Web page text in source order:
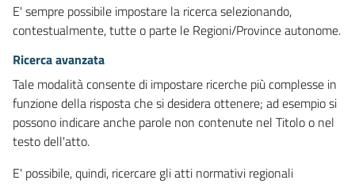
E' sempre possibile impostare la ricerca selezionando,
contestualmente, tutte o parte le Regioni/Province autonome.
Ricerca avanzata
Tale modalità consente di impostare ricerche più complesse in
funzione della risposta che si desidera ottenere; ad esempio si
possono indicare anche parole non contenute nel Titolo o nel
testo dell'atto.
E' possibile, quindi, ricercare gli atti normativi regionali